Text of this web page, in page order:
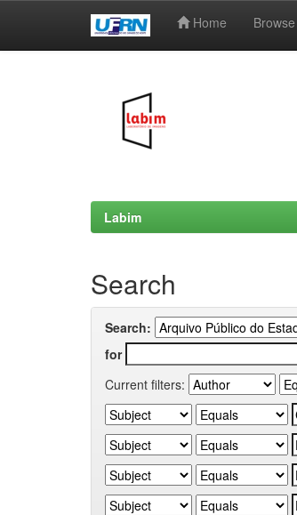
Home Browse
Labim
Search
Search:
for
Current filters: